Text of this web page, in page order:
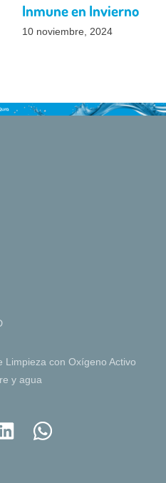
Inmune en Invierno
10 noviembre, 2024
Limpieza con Oxígeno Activo
y agua